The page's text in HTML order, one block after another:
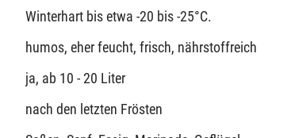
Winterhart bis etwa -20 bis -25°C.
humos, eher feucht, frisch, nährstoffreich
ja, ab 10 - 20 Liter
nach den letzten Frösten